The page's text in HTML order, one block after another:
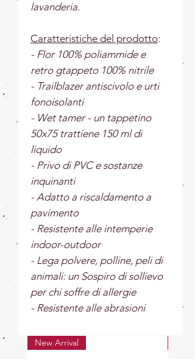
lavanderia.
Caratteristiche del prodotto:
- Flor 100% poliammide e
retro gtappeto 100% nitrile
- Trailblazer antiscivolo e urti
fonoisolanti
- Wet tamer - un tappetino
50x75 trattiene 150 ml di
liquido
- Privo di PVC e sostanze
inquinanti
- Adatto a riscaldamento a
pavimento
- Resistente alle intemperie
indoor-outdoor
- Lega polvere, polline, peli di
animali: un Sospiro di sollievo
per chi soffre di allergie
- Resistente alle abrasioni
New Arrival